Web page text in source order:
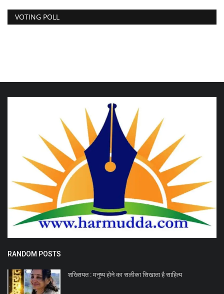
VOTING POLL
RANDOM POSTS
शख्सियत : मनुष्य होने का सलीका सिखाता है साहित्य